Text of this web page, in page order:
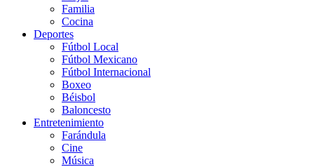
Familia
Cocina
Deportes
Fútbol Local
Fútbol Mexicano
Fútbol Internacional
Boxeo
Béisbol
Baloncesto
Entretenimiento
Farándula
Cine
Música